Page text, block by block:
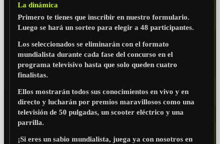
La dinámica
Primero te tienes que inscribir en nuestro formulario.
Luego se hará un sorteo para elegir a 48 participantes.
Los seleccionados se eliminarán con el formato
mundialista durante cada fase del concurso en el
programa televisivo hasta que solo queden cuatro
finalistas.
Ellos mostrarán todos sus conocimientos en vivo y en
directo y lucharán por premios maravillosos como una
televisión de 50 pulgadas, un scooter eléctrico y una
parrilla.
¡Si eres un sabio mundialista, juega ya con nosotros en
CIUDAD
NÚMERO DE CONTACTO